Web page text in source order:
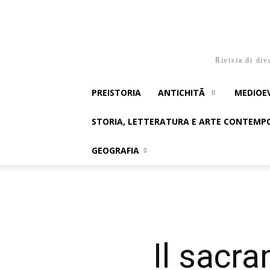
Rivista di
PREISTORIA ANTICHITÃ
STORIA, LETTERATURA E ARTE
GEOGRAFIA
Il